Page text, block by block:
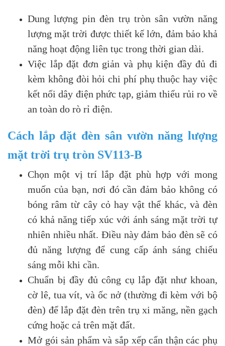
Dung lượng pin đèn trụ tròn sân vườn năng
lượng mặt trời được thiết kế lớn, đảm bảo khả
năng hoạt động liên tục trong thời gian dài.
Việc lắp đặt đơn giản và phụ kiện đầy đủ đi
kèm không đòi hỏi chi phí phụ thuộc hay việc
kết nối dây điện phức tạp, giảm thiểu rủi ro về
an toàn do rò rỉ điện.
Cách lắp đặt đèn sân vườn năng lượng
mặt trời trụ tròn SV113-B
Chọn một vị trí lắp đặt phù hợp với mong
muốn của bạn, nơi đó cần đảm bảo không có
bóng râm từ cây cỏ hay vật thể khác, và đèn
có khả năng tiếp xúc với ánh sáng mặt trời tự
nhiên nhiều nhất. Điều này đảm bảo đèn sẽ có
đủ năng lượng để cung cấp ánh sáng chiếu
sáng mỗi khi cần.
Chuẩn bị đầy đủ công cụ lắp đặt như khoan,
cờ lê, tua vít, và ốc nở (thường đi kèm với bộ
đèn) để lắp đặt đèn trên trụ xi măng, nền gạch
cứng hoặc cả trên mặt đất.
Mở gói sản phẩm và sắp xếp cẩn thận các phụ